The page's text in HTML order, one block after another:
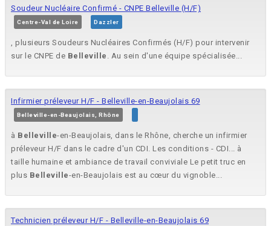
Soudeur Nucléaire Confirmé - CNPE Belleville (H/F)
Centre-Val de Loire Dazzler
, plusieurs Soudeurs Nucléaires Confirmés (H/F) pour intervenir
sur le CNPE de Belleville . Au sein d'une équipe spécialisée...
Infirmier préleveur H/F - Belleville-en-Beaujolais 69
Belleville-en-Beaujolais, Rhône
à Belleville-en-Beaujolais, dans le Rhône, cherche un infirmier
préleveur H/F dans le cadre d'un CDI. Les conditions - CDI... à
taille humaine et ambiance de travail conviviale Le petit truc en
plus Belleville-en-Beaujolais est au cœur du vignoble...
Technicien préleveur H/F - Belleville-en-Beaujolais 69